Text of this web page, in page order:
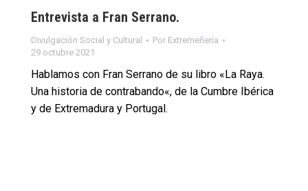
Entrevista a Fran Serrano.
Divulgación Social y Cultural Por Extremeñería
29 octubre 2021
Hablamos con Fran Serrano de su libro «La Raya.
Una historia de contrabando«, de la Cumbre Ibérica
y de Extremadura y Portugal.